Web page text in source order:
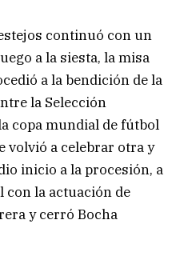
continuó con un
a la siesta, la misa
a la bendición de la
la Selección
copa mundial de fútbol
volvió a celebrar otra y
inicio a la procesión, a
con la actuación de
y cerró Bocha